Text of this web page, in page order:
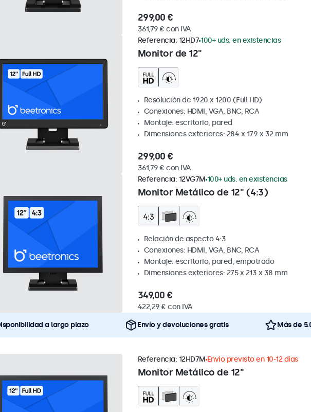
299,00 €
361,79 € con IVA
Monitor de 12"
Referencia: 12HD7 100+ uds. en existencias
Resolución de 1920 x 1200 (Full HD)
Conexiones: HDMI, VGA, BNC, RCA
Montaje: escritorio, pared
Dimensiones exteriores: 284 x 179 x 32 mm
299,00 €
361,79 € con IVA
Monitor Metálico de 12" (4:3)
Referencia: 12VG7M 100+ uds. en existencias
Relación de aspecto 4:3
Conexiones: HDMI, VGA, BNC, RCA
Montaje: escritorio, pared, empotrado
Dimensiones exteriores: 275 x 213 x 38 mm
349,00 €
422,29 € con IVA
a largo plazo Envío y devoluciones gratis Más de
Monitor Metálico de 12"
Referencia: 12HD7M Envío previsto en 10-12 días